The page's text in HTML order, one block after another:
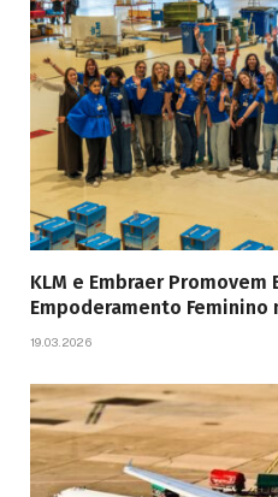
KLM e Embraer
Empoderamento Feminino
19.03.2026